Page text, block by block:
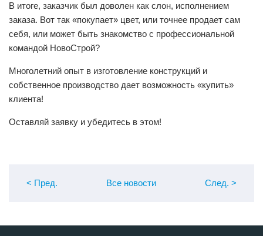
В итоге, заказчик был доволен как слон, исполнением
заказа. Вот так «покупает» цвет, или точнее продает сам
себя, или может быть знакомство с профессиональной
командой НовоСтрой?
Многолетний опыт в изготовление конструкций и
собственное производство дает возможность «купить»
клиента!
Оставляй заявку и убедитесь в этом!
< Пред. Все новости След. >